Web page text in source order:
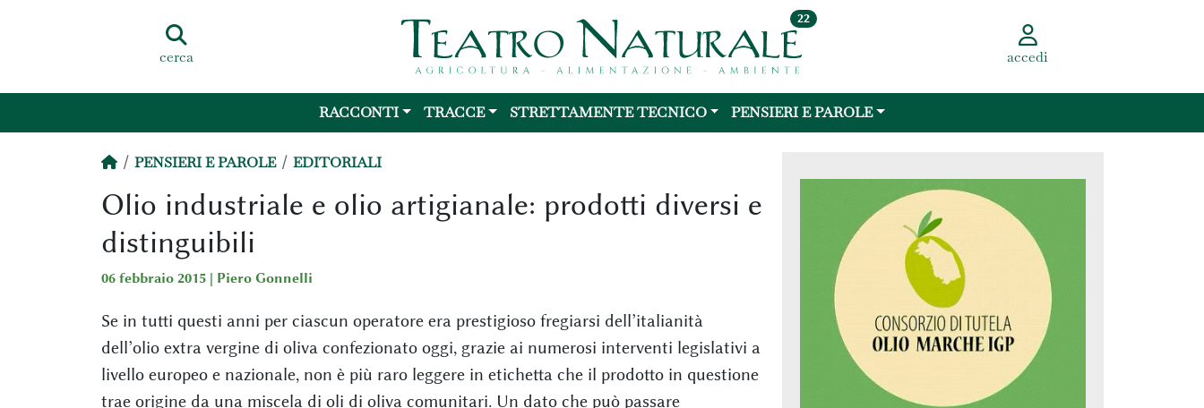
cerca
22
accedi
RACCONTI TRACCE STRETTAMENTE TECNICO PENSIERI E PAROLE
PENSIERI E PAROLE EDITORIALI
Olio industriale e olio artigianale: prodotti diversi e
distinguibili
06 febbraio 2015 | Piero Gonnelli
Se in tutti questi anni per ciascun operatore era prestigioso fregiarsi dell’italianità
dell’olio extra vergine di oliva confezionato oggi, grazie ai numerosi interventi legislativi a
livello europeo e nazionale, non è più raro leggere in etichetta che il prodotto in questione
trae origine da una miscela di oli di oliva comunitari. Un dato che può passare